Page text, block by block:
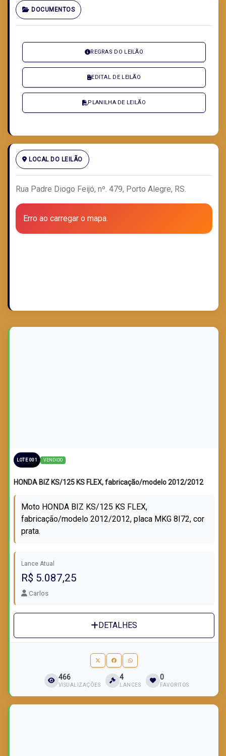
DOCUMENTOS
REGRAS DO LEILÃO
EDITAL DE LEILÃO
PLANILHA DE LEILÃO
LOCAL DO LEILÃO
Rua Padre Diogo Feijó, nº. 479, Porto Alegre, RS.
Erro ao carregar o mapa.
LOTE 001 VENDIDO
HONDA BIZ KS/125 KS FLEX, fabricação/modelo 2012/2012
Moto HONDA BIZ KS/125 KS FLEX,
fabricação/modelo 2012/2012, placa MKG 8I72, cor
prata.
Lance Atual
R$ 5.087,25
Carlos
DETALHES
466
VISUALIZAÇÕES
4
LANCES
0
FAVORITOS